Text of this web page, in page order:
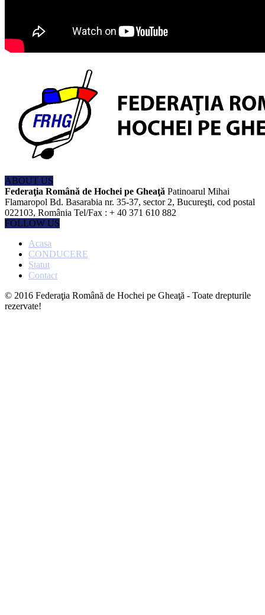
ABOUT US
Federaţia Română de Hochei pe Gheaţă Patinoarul Mihai
Flamaropol Bd. Basarabia nr. 35-37, sector 2, Bucureşti, cod postal
022103, România Tel/Fax : + 40 371 610 882
FOLLOW US
Acasa
CONDUCERE
Statut
Contact
© 2016 Federaţia Română de Hochei pe Gheaţă - Toate drepturile
rezervate!